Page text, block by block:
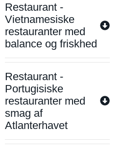
Restaurant -
Vietnamesiske
restauranter med
balance og friskhed
Restaurant -
Portugisiske
restauranter med
smag af
Atlanterhavet